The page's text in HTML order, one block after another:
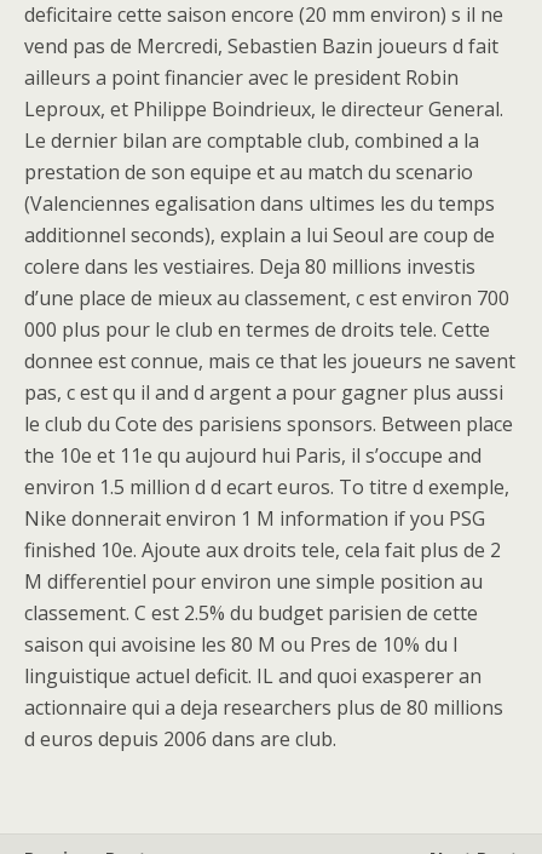
deficitaire cette saison encore (20 mm environ) s il ne
vend pas de Mercredi, Sebastien Bazin joueurs d fait
ailleurs a point financier avec le president Robin
Leproux, et Philippe Boindrieux, le directeur General.
Le dernier bilan are comptable club, combined a la
prestation de son equipe et au match du scenario
(Valenciennes egalisation dans ultimes les du temps
additionnel seconds), explain a lui Seoul are coup de
colere dans les vestiaires. Deja 80 millions investis
d’une place de mieux au classement, c est environ 700
000 plus pour le club en termes de droits tele. Cette
donnee est connue, mais ce that les joueurs ne savent
pas, c est qu il and d argent a pour gagner plus aussi
le club du Cote des parisiens sponsors. Between place
the 10e et 11e qu aujourd hui Paris, il s’occupe and
environ 1.5 million d d ecart euros. To titre d exemple,
Nike donnerait environ 1 M information if you PSG
finished 10e. Ajoute aux droits tele, cela fait plus de 2
M differentiel pour environ une simple position au
classement. C est 2.5% du budget parisien de cette
saison qui avoisine les 80 M ou Pres de 10% du l
linguistique actuel deficit. IL and quoi exasperer an
actionnaire qui a deja researchers plus de 80 millions
d euros depuis 2006 dans are club.